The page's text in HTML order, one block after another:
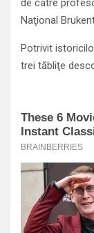
de către
Naţional
Potrivit
trei tăbliţe